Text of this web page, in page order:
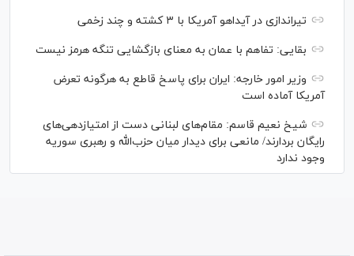
تیراندازی در آیداهو آمریکا با ۳ کشته و چند زخمی
بقایی: تفاهم با عمان به معنای بازگشایی تنگه هرمز نیست
وزیر امور خارجه: ایران برای پاسخ قاطع به هرگونه تعرض
آمریکا آماده است
شیخ نعیم قاسم: مقام‌های لبنانی دست از امتیازدهی‌های
رایگان بردارند/ مانعی برای دیدار میان حزب‌الله و رهبری سوریه
وجود ندارد